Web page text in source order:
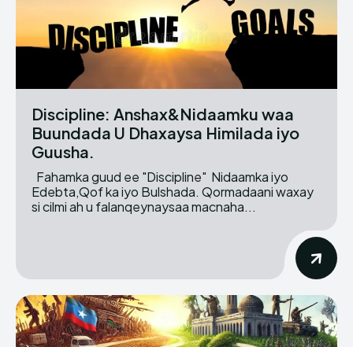
Discipline: Anshax&Nidaamku waa
Buundada U Dhaxaysa Himilada iyo
Guusha.
Edebta,Qof ka iyo Bulshada. Qormadaani waxay
si cilmi ah u falanqeynaysaa macnaha...